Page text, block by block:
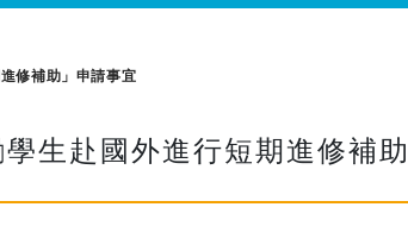
修補助」申請事宜
生赴國外進行短期進修補